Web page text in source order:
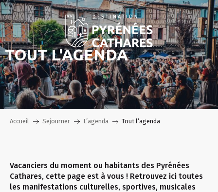
Aller
au
contenu
principal
TOUT L'AGENDA
Accueil Sejourner L’agenda Tout l’agenda
Vacanciers du moment ou habitants des Pyrénées
Cathares, cette page est à vous ! Retrouvez ici toutes
les manifestations culturelles, sportives, musicales